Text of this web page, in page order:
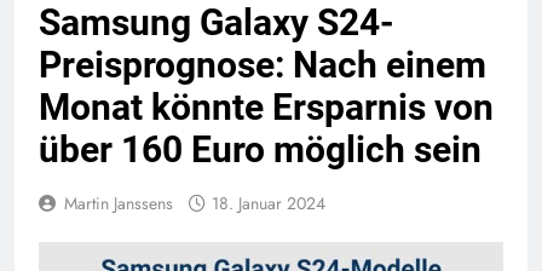
Samsung Galaxy S24-
Preisprognose: Nach einem
Monat könnte Ersparnis von
über 160 Euro möglich sein
Martin Janssens 18. Januar 2024